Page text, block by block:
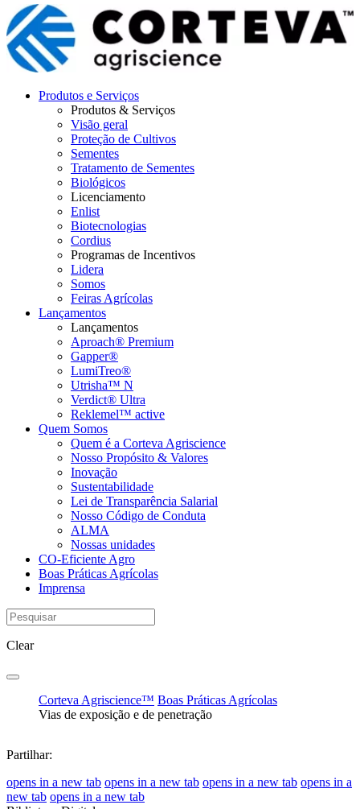
Produtos e Serviços
Produtos & Serviços
Visão geral
Proteção de Cultivos
Sementes
Tratamento de Sementes
Biológicos
Licenciamento
Enlist
Biotecnologias
Cordius
Programas de Incentivos
Lidera
Somos
Feiras Agrícolas
Lançamentos
Lançamentos
Aproach® Premium
Gapper®
LumiTreo®
Utrisha™ N
Verdict® Ultra
Reklemel™ active
Quem Somos
Quem é a Corteva Agriscience
Nosso Propósito & Valores
Inovação
Sustentabilidade
Lei de Transparência Salarial
Nosso Código de Conduta
ALMA
Nossas unidades
CO-Eficiente Agro
Boas Práticas Agrícolas
Imprensa
Clear
Corteva Agriscience™ Boas Práticas Agrícolas
Vias de exposição e de penetração
Partilhar:
opens in a new tab opens in a new tab opens in a new tab opens in a
new tab opens in a new tab